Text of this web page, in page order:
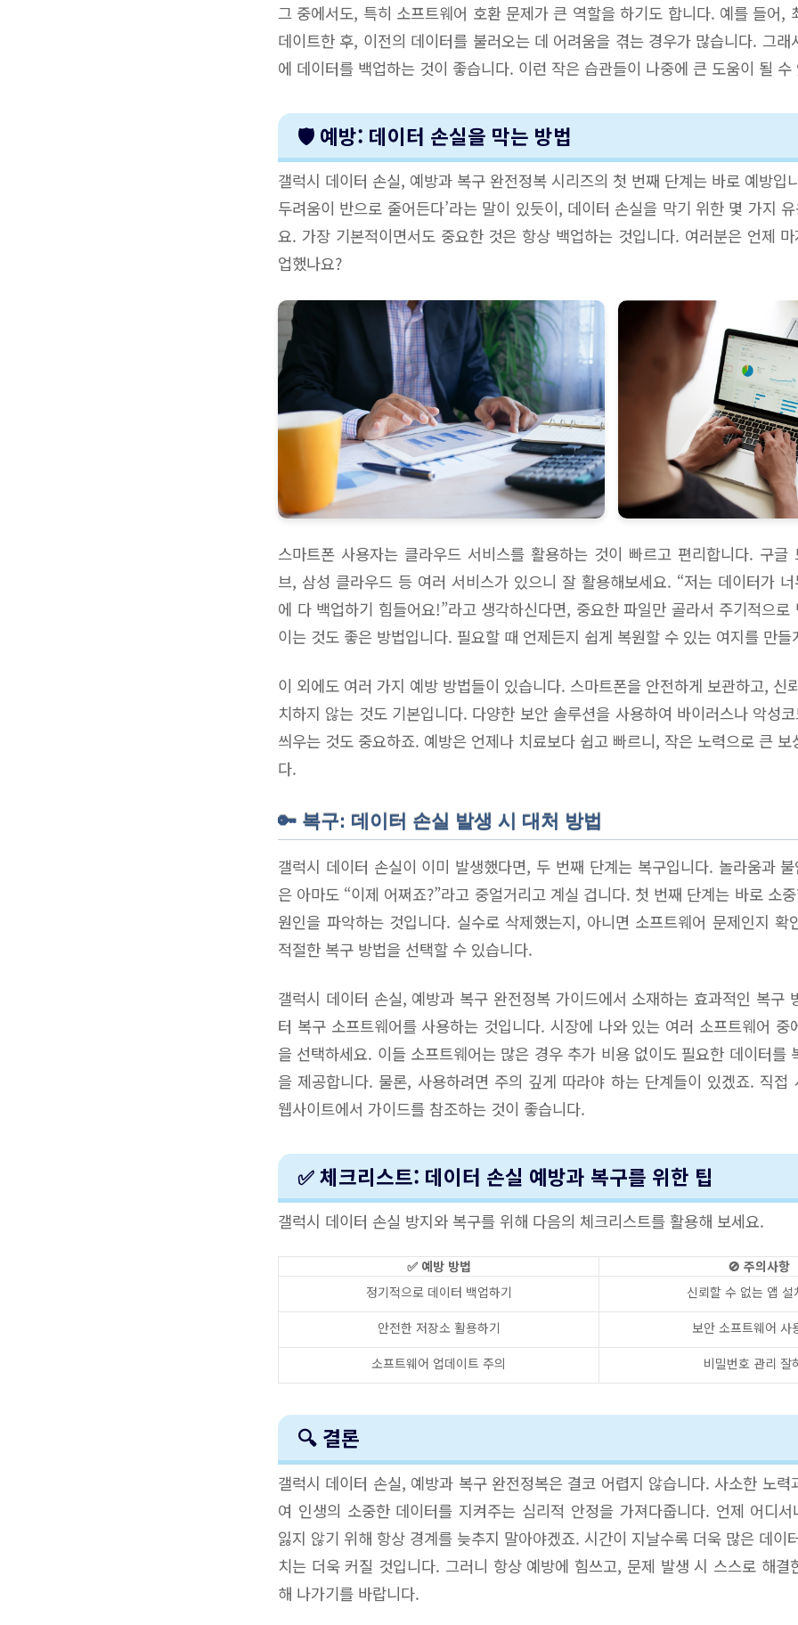
그 중에서도, 특히 소프트웨어 호환 문제가 큰 역할을 하기도 합니다. 예를 들어,
데이트한 후, 이전의 데이터를 불러오는 데 어려움을 겪는 경우가 많습니다. 그래
에 데이터를 백업하는 것이 좋습니다. 이런 작은 습관들이 나중에 큰 도움이 될 수
🛡️ 예방: 데이터 손실을 막는 방법
갤럭시 데이터 손실, 예방과 복구 완전정복 시리즈의 첫 번째 단계는 바로 예방입
두려움이 반으로 줄어든다’라는 말이 있듯이, 데이터 손실을 막기 위한 몇 가지
요. 가장 기본적이면서도 중요한 것은 항상 백업하는 것입니다. 여러분은 언제
업했나요?
스마트폰 사용자는 클라우드 서비스를 활용하는 것이 빠르고 편리합니다. 구글
브, 삼성 클라우드 등 여러 서비스가 있으니 잘 활용해보세요. “저는 데이터가
에 다 백업하기 힘들어요!”라고 생각하신다면, 중요한 파일만 골라서 주기적으로
이는 것도 좋은 방법입니다. 필요할 때 언제든지 쉽게 복원할 수 있는 여지를 만들
이 외에도 여러 가지 예방 방법들이 있습니다. 스마트폰을 안전하게 보관하고, 신
치하지 않는 것도 기본입니다. 다양한 보안 솔루션을 사용하여 바이러스나 악성
씌우는 것도 중요하죠. 예방은 언제나 치료보다 쉽고 빠르니, 작은 노력으로 큰
다.
🔑 복구: 데이터 손실 발생 시 대처 방법
갤럭시 데이터 손실이 이미 발생했다면, 두 번째 단계는 복구입니다. 놀라움과
은 아마도 “이제 어쩌죠?”라고 중얼거리고 계실 겁니다. 첫 번째 단계는 바로 소
원인을 파악하는 것입니다. 실수로 삭제했는지, 아니면 소프트웨어 문제인지 확
적절한 복구 방법을 선택할 수 있습니다.
갤럭시 데이터 손실, 예방과 복구 완전정복 가이드에서 소재하는 효과적인 복구
터 복구 소프트웨어를 사용하는 것입니다. 시장에 나와 있는 여러 소프트웨어 중
을 선택하세요. 이들 소프트웨어는 많은 경우 추가 비용 없이도 필요한 데이터를
을 제공합니다. 물론, 사용하려면 주의 깊게 따라야 하는 단계들이 있겠죠. 직접
웹사이트에서 가이드를 참조하는 것이 좋습니다.
✅ 체크리스트: 데이터 손실 예방과 복구를 위한 팁
갤럭시 데이터 손실 방지와 복구를 위해 다음의 체크리스트를 활용해 보세요.
✅ 예방 방법
🚫 주의사항
정기적으로 데이터 백업하기
신뢰할 수 없는 앱 설
안전한 저장소 활용하기
보안 소프트웨어 사
소프트웨어 업데이트 주의
비밀번호 관리 잘
🔍 결론
갤럭시 데이터 손실, 예방과 복구 완전정복은 결코 어렵지 않습니다. 사소한 노력
여 인생의 소중한 데이터를 지켜주는 심리적 안정을 가져다줍니다. 언제 어디
잃지 않기 위해 항상 경계를 늦추지 말아야겠죠. 시간이 지날수록 더욱 많은 데이
치는 더욱 커질 것입니다. 그러니 항상 예방에 힘쓰고, 문제 발생 시 스스로 해결
해 나가기를 바랍니다.